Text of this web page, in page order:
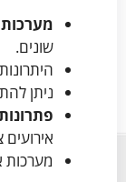
מערכות
שונים.
ניתן
אירועים
מערכות